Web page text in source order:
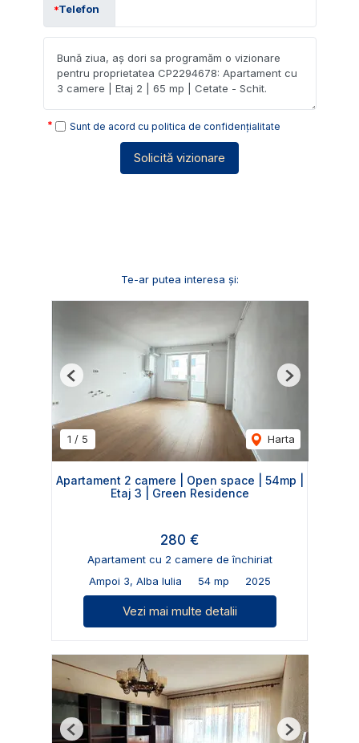
Telefon
Sunt de acord cu politica de confidențialitate
Solicită vizionare
Te-ar putea interesa și:
1 / 5 Harta
Previous Next
Apartament 2 camere | Open space | 54mp |
Etaj 3 | Green Residence
280 €
Apartament cu 2 camere de închiriat
Ampoi 3, Alba Iulia
54 mp 2025
Vezi mai multe detalii
Previous Next